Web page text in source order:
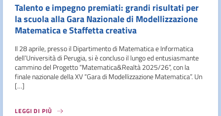
Talento e impegno premiati: grandi risultati per
la scuola alla Gara Nazionale di Modellizzazione
Matematica e Staffetta creativa
Il 28 aprile, presso il Dipartimento di Matematica e Informatica
dell’Università di Perugia, si è concluso il lungo ed entusiasmante
cammino del Progetto “Matematica&Realtà 2025/26”, con la
finale nazionale della XV “Gara di Modellizzazione Matematica”. Un
[…]
LEGGI DI PIÙ